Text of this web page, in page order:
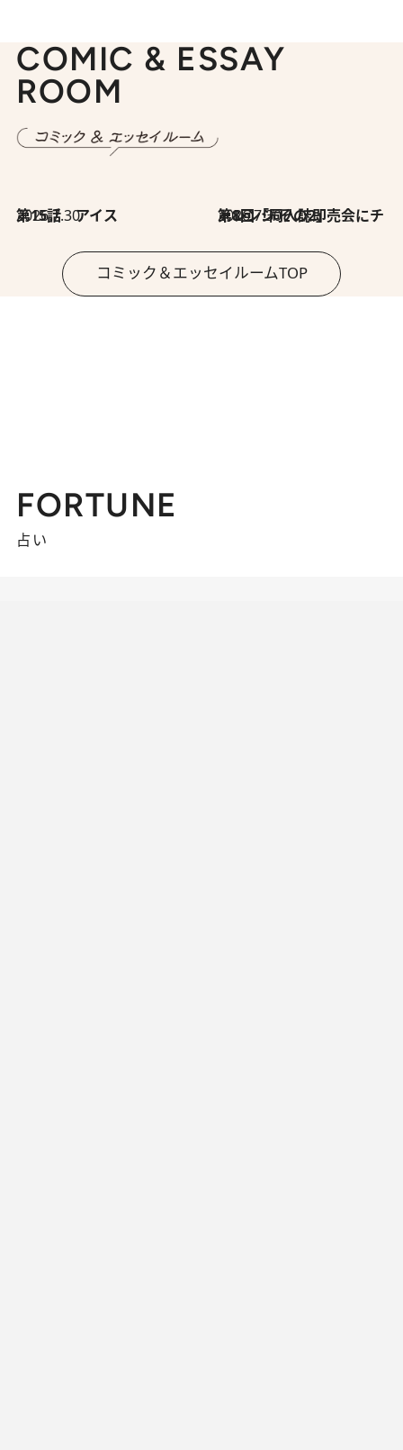
COMIC & ESSAY
ROOM
2026.7.30
第15話 アイス 2026.7.30
第8回「同人誌即売会にチャレンジ その2」
コミック＆エッセイルームTOP
FORTUNE
占い